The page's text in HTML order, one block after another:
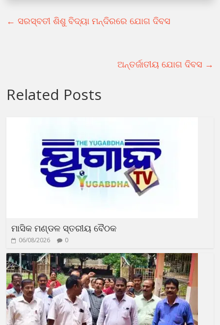
← ସରସ୍ବତୀ ଶିଶୁ ବିଦ୍ୟା ମନ୍ଦିରରେ ଯୋଗ ଦିବସ
ଅନ୍ତର୍ଜାତୀୟ ଯୋଗ ଦିବସ →
Related Posts
ମାସିକ ମଣ୍ଡଳ ସ୍ତରୀୟ ବୈଠକ
06/08/2026 0